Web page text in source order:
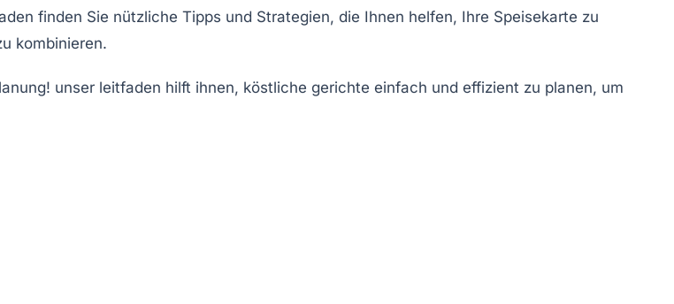
finden Sie nützliche Tipps und Strategien, die Ihnen helfen, Ihre Speisekarte zu
kombinieren.